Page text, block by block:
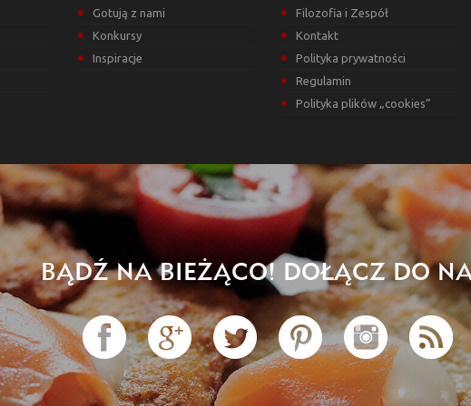
Gotują z nami
Konkursy
Inspiracje
Filozofia i Zespół
Kontakt
Polityka prywatności
Regulamin
Polityka plików „cookies”
BĄDŹ NA BIEŻĄCO! DOŁĄCZ DO